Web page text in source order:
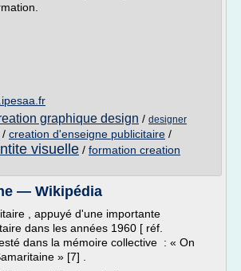
graphique design / designer
/ creation d'enseigne publicitaire /
visuelle / formation creation
— Wikipédia
, appuyé d'une importante
dans les années 1960 [ réf.
dans la mémoire collective : « On
» [7] .